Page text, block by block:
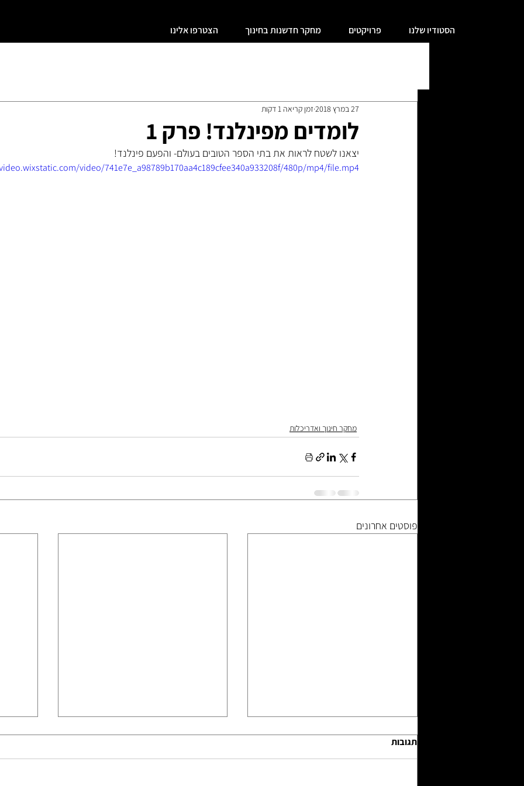
הסטודיו שלנו פרויקטים מחקר חדשנות בחינוך הצטרפו אלינו
לומדים מפינלנד! פרק 1
27 במרץ 2018 זמן קריאה 1 דקות
יצאנו לשטח לראות את בתי הספר הטובים בעולם- והפעם פינלנד!
video/741e7e_a98789b170aa4c189cfee340a933208f/480p/mp4/file.mp4
מחקר חינוך ואדריכלות
פוסטים אחרונים
תגובות